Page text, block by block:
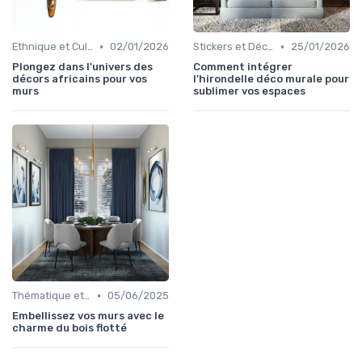
Ethnique et Culturel • 02/01/2026
Plongez dans l'univers des
décors africains pour vos
murs
Stickers et Décalcomanies Muraux •
25/01/2026
Comment intégrer
l’hirondelle déco murale pour
sublimer vos espaces
Thématique et Artistique • 05/06/2025
Embellissez vos murs avec le
charme du bois flotté